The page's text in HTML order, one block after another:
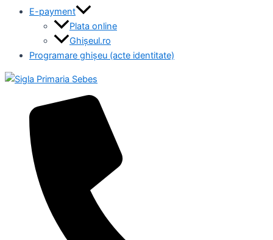
E-payment
Plata online
Ghișeul.ro
Programare ghișeu (acte identitate)